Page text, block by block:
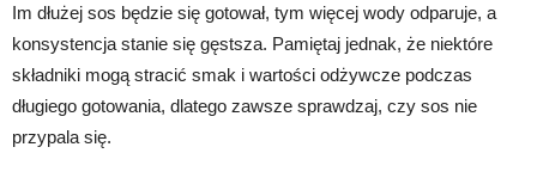
Im dłużej sos będzie się gotował, tym więcej wody odparuje, a
konsystencja stanie się gęstsza. Pamiętaj jednak, że niektóre
składniki mogą stracić smak i wartości odżywcze podczas
długiego gotowania, dlatego zawsze sprawdzaj, czy sos nie
przypala się.